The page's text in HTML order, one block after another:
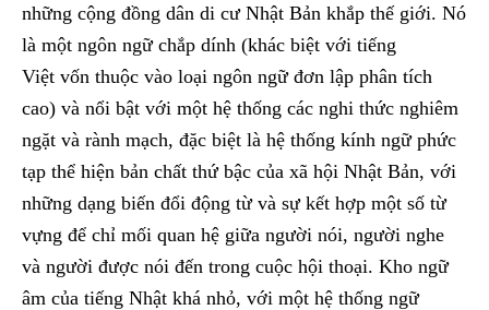
những cộng đồng dân di cư Nhật Bản khắp thế giới. Nó
là một ngôn ngữ chắp dính (khác biệt với tiếng
Việt vốn thuộc vào loại ngôn ngữ đơn lập phân tích
cao) và nổi bật với một hệ thống các nghi thức nghiêm
ngặt và rành mạch, đặc biệt là hệ thống kính ngữ phức
tạp thể hiện bản chất thứ bậc của xã hội Nhật Bản, với
những dạng biến đổi động từ và sự kết hợp một số từ
vựng để chỉ mối quan hệ giữa người nói, người nghe
và người được nói đến trong cuộc hội thoại. Kho ngữ
âm của tiếng Nhật khá nhỏ, với một hệ thống ngữ